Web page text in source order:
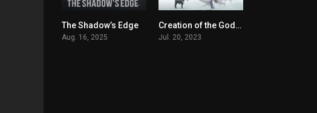
7.5
The Shadow’s Edge
Aug. 16, 2025
7.2Creation of the Gods I: Kingdom of Storms
Jul. 20, 2023